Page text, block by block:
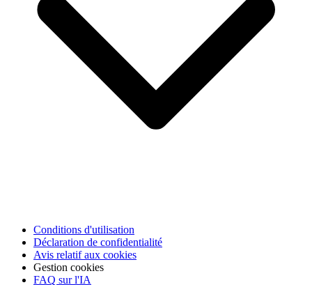
Conditions d'utilisation
Déclaration de confidentialité
Avis relatif aux cookies
Gestion cookies
FAQ sur l'IA